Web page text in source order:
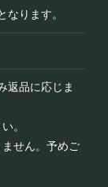
なります。
返品に応じま
。
せん。予めご